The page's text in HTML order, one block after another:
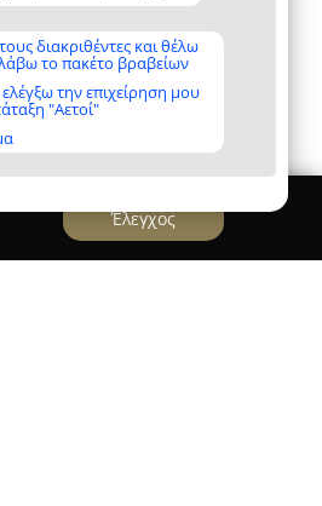
διακριθέντες και θέλω
το πακέτο βραβείων
την επιχείρηση μου
"Αετοί"
Έλεγχος